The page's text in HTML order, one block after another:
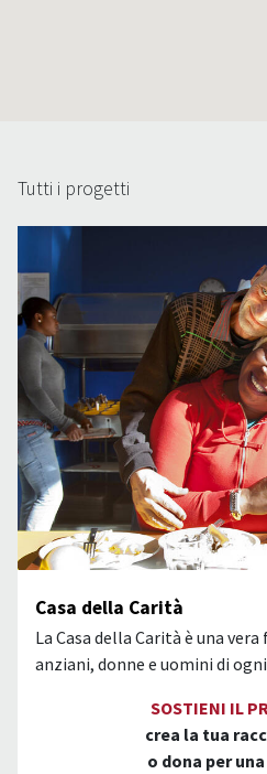
Tutti i progetti
Casa della Carità
La Casa della Carità è una
anziani, donne e uomini di
SOSTIENI IL
crea la tua
o dona per